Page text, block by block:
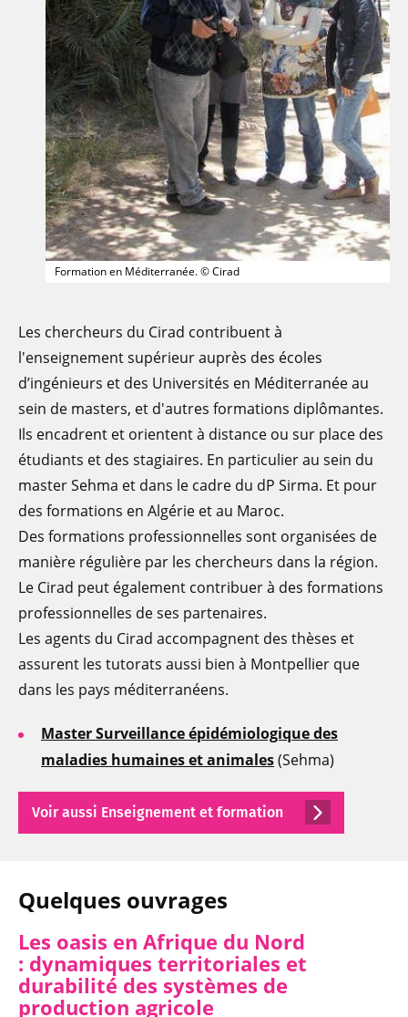
Formation en Méditerranée. © Cirad
Les chercheurs du Cirad contribuent à
l'enseignement supérieur auprès des écoles
d’ingénieurs et des Universités en Méditerranée au
sein de masters, et d'autres formations diplômantes.
Ils encadrent et orientent à distance ou sur place des
étudiants et des stagiaires. En particulier au sein du
master Sehma et dans le cadre du dP Sirma. Et pour
des formations en Algérie et au Maroc.
Des formations professionnelles sont organisées de
manière régulière par les chercheurs dans la région.
Le Cirad peut également contribuer à des formations
professionnelles de ses partenaires.
Les agents du Cirad accompagnent des thèses et
assurent les tutorats aussi bien à Montpellier que
dans les pays méditerranéens.
Master Surveillance épidémiologique des
maladies humaines et animales(Sehma)
Voir aussi Enseignement et formation
Quelques ouvrages
Les oasis en Afrique du Nord
: dynamiques territoriales et
durabilité des systèmes de
production agricole